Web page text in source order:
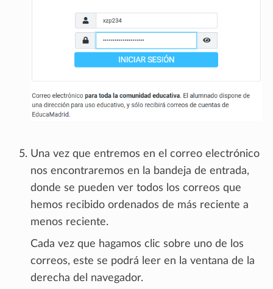
Una vez que entremos en el correo electrónico
nos encontraremos en la bandeja de entrada,
donde se pueden ver todos los correos que
hemos recibido ordenados de más reciente a
menos reciente.
Cada vez que hagamos clic sobre uno de los
correos, este se podrá leer en la ventana de la
derecha del navegador.